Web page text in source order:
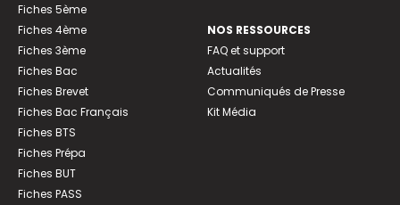
Fiches 5ème
Fiches 4ème
Fiches 3ème
Fiches Bac
Fiches Brevet
Fiches Bac Français
Fiches BTS
Fiches Prépa
Fiches BUT
Fiches PASS
NOS RESSOURCES
FAQ et support
Actualités
Communiqués de Presse
Kit Média